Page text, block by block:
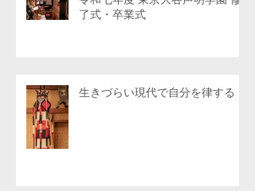
了式・卒業式
生きづらい現代で自分を律する